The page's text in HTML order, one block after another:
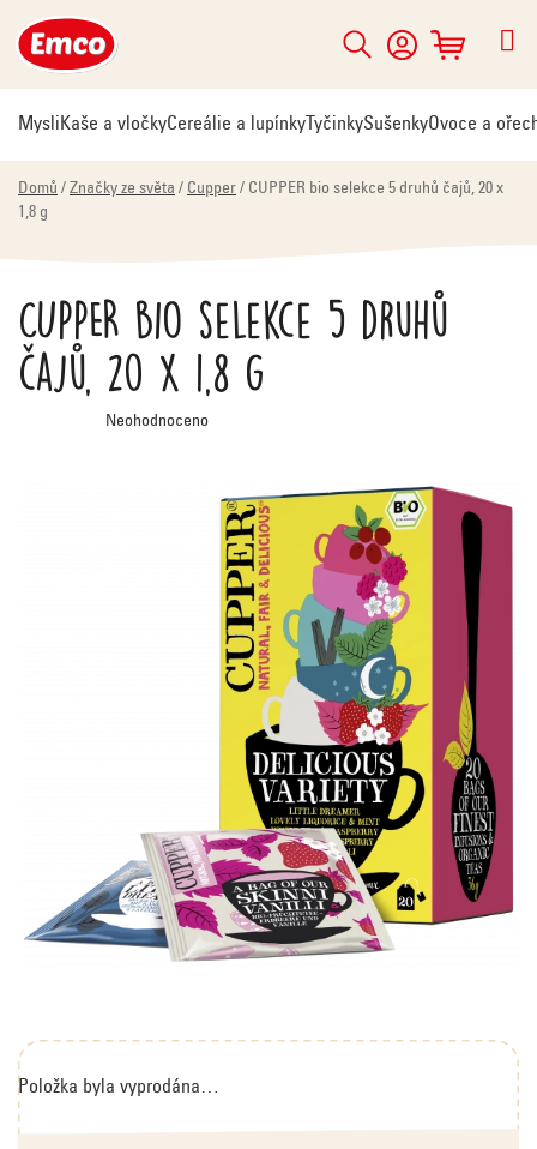
na
obsah
Hledat
NÁKUPNÍ
KOŠÍK
MysliKaše a vločkyCereálie a lupínky TyčinkySušenkyOvoce a
Domů / Značky ze světa / Cupper / CUPPER bio selekce 5 druhů čajů, 20 x
1,8 g
Položka byla vyprodána…
CUPPER bio selekce 5 druhů
čajů, 20 x 1,8 g
Průměrné
hodnocení
Neohodnoceno